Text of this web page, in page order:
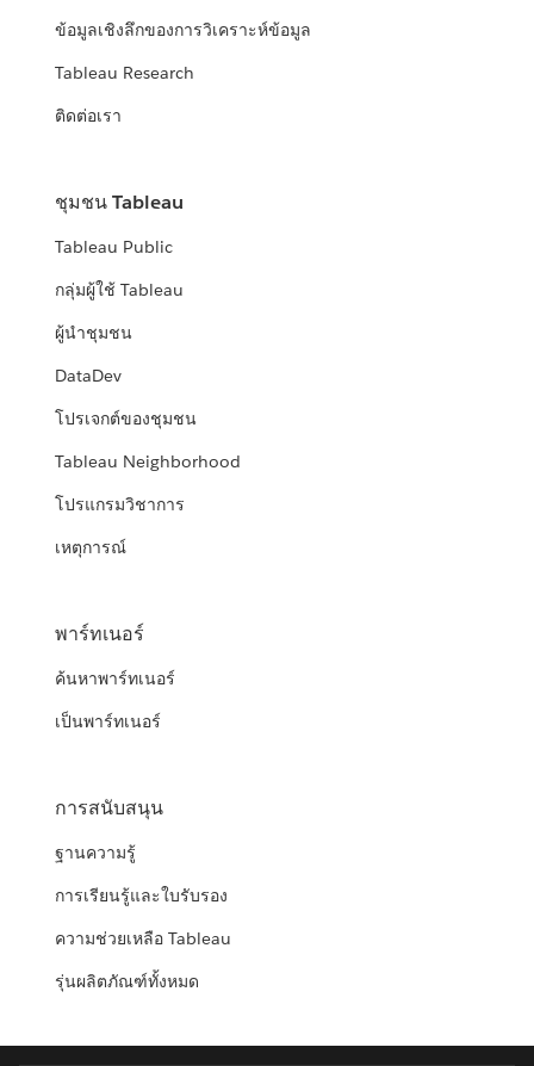
ข้อมูลเชิงลึกของการวิเคราะห์ข้อมูล
Tableau Research
ติดต่อเรา
ชุมชน Tableau
Tableau Public
กลุ่มผู้ใช้ Tableau
ผู้นำชุมชน
DataDev
โปรเจกต์ของชุมชน
Tableau Neighborhood
โปรแกรมวิชาการ
เหตุการณ์
พาร์ทเนอร์
ค้นหาพาร์ทเนอร์
เป็นพาร์ทเนอร์
การสนับสนุน
ฐานความรู้
การเรียนรู้และใบรับรอง
ความช่วยเหลือ Tableau
รุ่นผลิตภัณฑ์ทั้งหมด